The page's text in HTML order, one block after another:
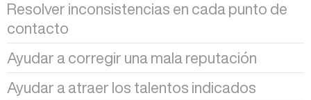
Resolver inconsistencias en cada punto de
contacto
Ayudar a corregir una mala reputación
Ayudar a atraer los talentos indicados